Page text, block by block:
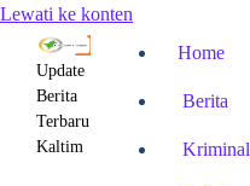
Lewati ke konten
Update
Berita
Terbaru
Kaltim
Home
Berita
Kriminal